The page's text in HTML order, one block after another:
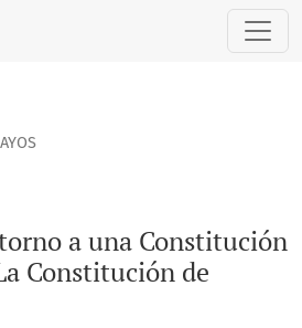
una Constitución Plurinacional: La
a una Constitución
Constitución de